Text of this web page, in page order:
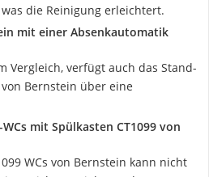
die Reinigung erleichtert.
mit einer Absenkautomatik
Vergleich, verfügt auch das Stand-
Bernstein über eine
mit Spülkasten CT1099 von
WCs von Bernstein kann nicht